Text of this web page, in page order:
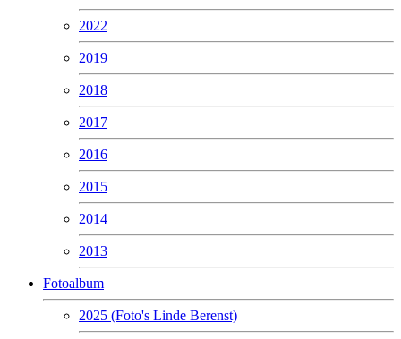
2022
2019
2018
2017
2016
2015
2014
2013
Fotoalbum
2025 (Foto's Linde Berenst)